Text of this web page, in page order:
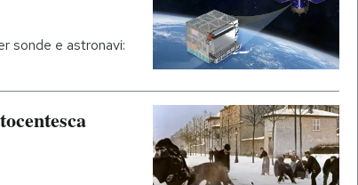
sonde e astronavi: